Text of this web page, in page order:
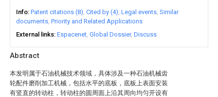
Abstract
本发明属于石油机械技术领域，具体涉及一种石油机械齿
轮配件磨削加工机械，包括水平的底板，底板上表面安装
有竖直的转动柱，转动柱的圆周面上沿其周向均匀开设有
Info Patent citations (8) Cited by (4) Legal events Similar
documents Priority and Related Applications
External links Espacenet Global Dossier Discuss